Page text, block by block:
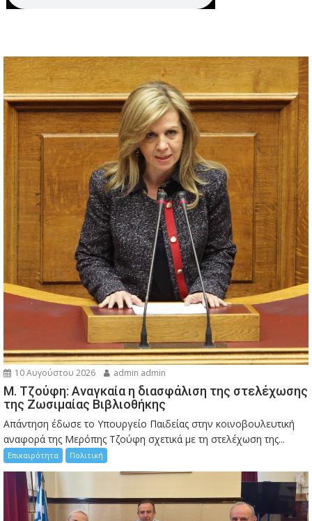
10 Αυγούστου 2026 admin admin
M. Τζούφη: Αναγκαία η διασφάλιση της στελέχωσης
της Ζωσιμαίας Βιβλιοθήκης
Απάντηση έδωσε το Υπουργείο Παιδείας στην κοινοβουλευτική
αναφορά της Μερόπης Τζούφη σχετικά με τη στελέχωση της...
Επικαιρότητα Πολιτική